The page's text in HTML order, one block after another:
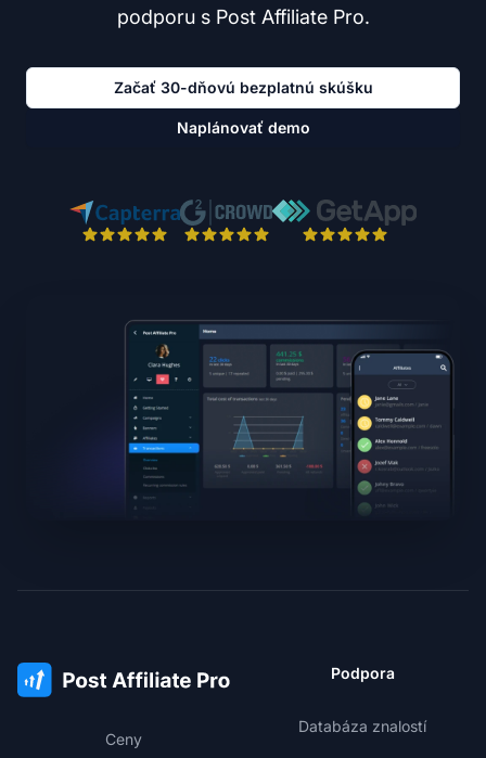
podporu s Post Affiliate Pro.
Začať 30-dňovú bezplatnú skúšku
Naplánovať demo
Ceny
Podpora
Databáza znalostí